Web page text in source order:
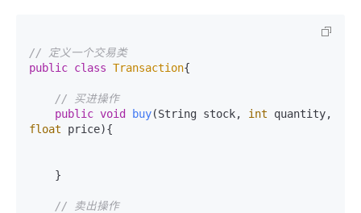
// 定义一个交易类
public class Transaction{
// 买进操作
public void buy(String stock, int
float price){
// 卖出操作